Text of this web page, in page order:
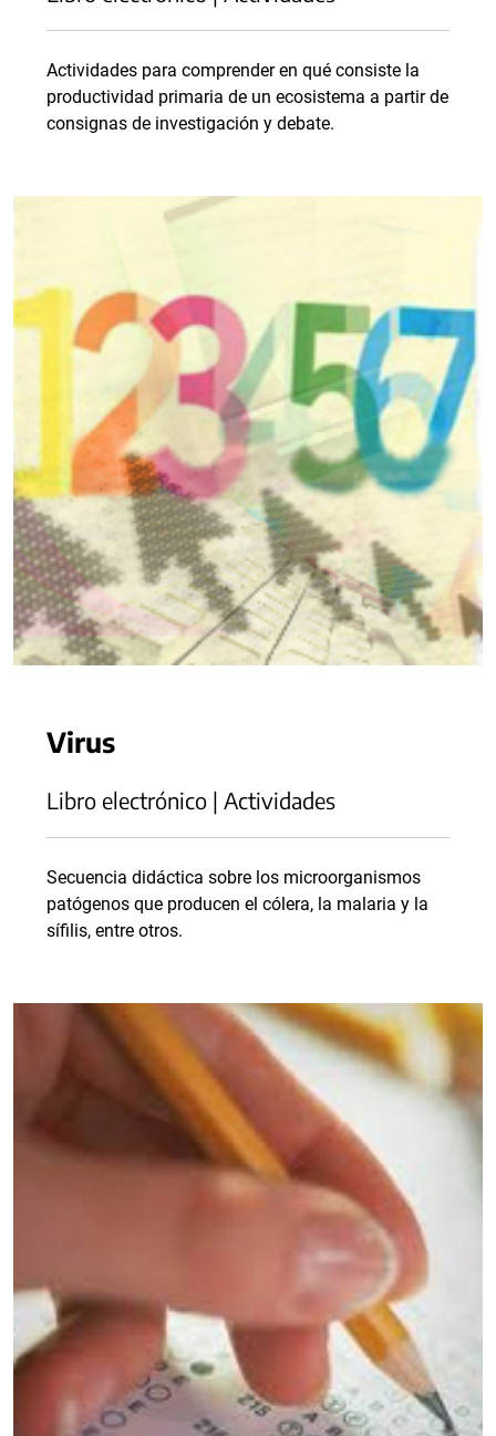
Actividades para comprender en qué consiste la
productividad primaria de un ecosistema a partir de
consignas de investigación y debate.
Virus
Libro electrónico | Actividades
Secuencia didáctica sobre los microorganismos
patógenos que producen el cólera, la malaria y la
sífilis, entre otros.